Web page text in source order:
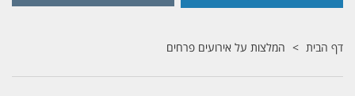
דף הבית המלצות על אירועים פרחים